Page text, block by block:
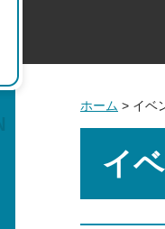
ホーム > イベ
イ